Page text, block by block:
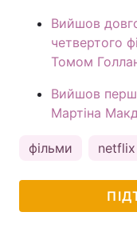
Вийшов
четвертого
Томом
Вийшов
Мартіна
фільми netflix